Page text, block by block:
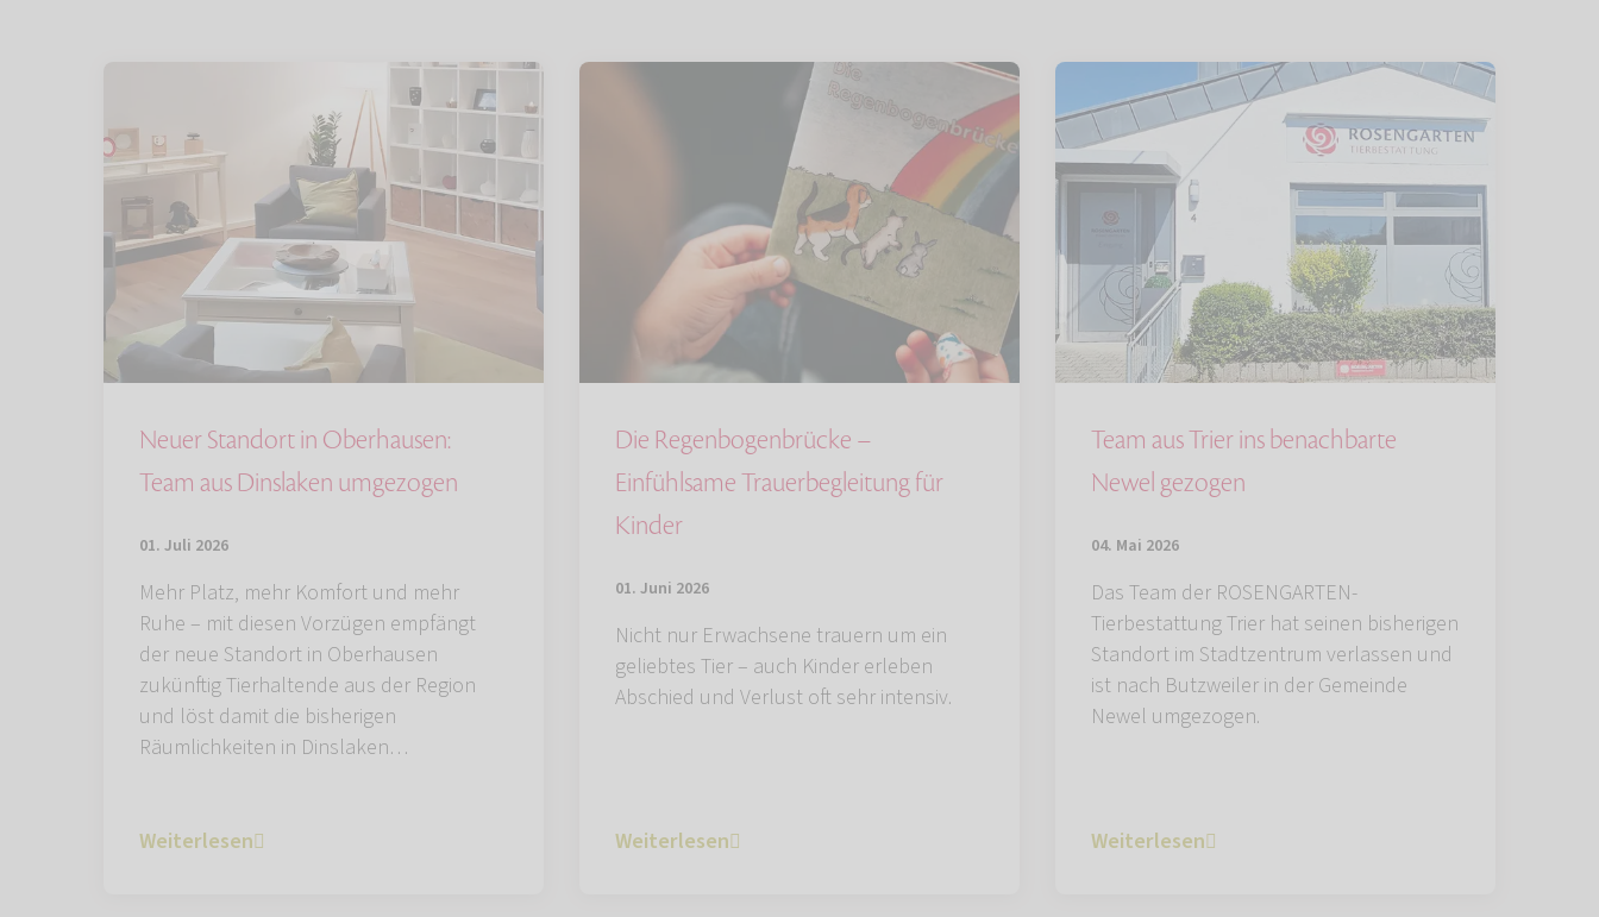
Neuer Standort in Oberhausen:
Team aus Dinslaken umgezogen
01. Juli 2026
Mehr Platz, mehr Komfort und mehr
Ruhe – mit diesen Vorzügen empfängt
der neue Standort in Oberhausen
zukünftig Tierhaltende aus der Region
und löst damit die bisherigen
Räumlichkeiten in Dinslaken…
Weiterlesen
Die Regenbogenbrücke –
Einfühlsame Trauerbegleitung für
Kinder
01. Juni 2026
Nicht nur Erwachsene trauern um ein
geliebtes Tier – auch Kinder erleben
Abschied und Verlust oft sehr intensiv.
Weiterlesen
Team aus Trier ins benachbarte
Newel gezogen
04. Mai 2026
Das Team der ROSENGARTEN-
Tierbestattung Trier hat seinen bisherigen
Standort im Stadtzentrum verlassen und
ist nach Butzweiler in der Gemeinde
Newel umgezogen.
Weiterlesen